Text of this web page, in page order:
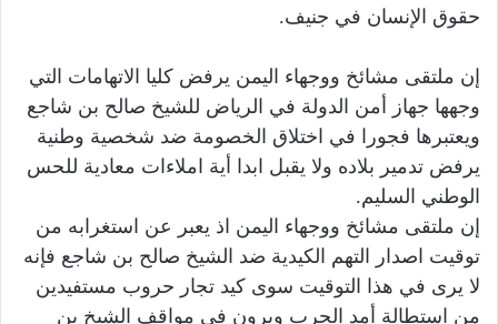
حقوق الإنسان في جنيف.
إن ملتقى مشائخ ووجهاء اليمن يرفض كليا الاتهامات التي
وجهها جهاز أمن الدولة في الرياض للشيخ صالح بن شاجع
ويعتبرها فجورا في اختلاق الخصومة ضد شخصية وطنية
يرفض تدمير بلاده ولا يقبل ابدا أية املاءات معادية للحس
الوطني السليم.
ن ملتقى مشائخ ووجهاء اليمن اذ يعبر عن استغرابه من
توقيت اصدار التهم الكيدية ضد الشيخ صالح بن شاجع فإنه
لا يرى في هذا التوقيت سوى كيد تجار حروب مستفيدين
من استطالة أمد الحرب ويرون في مواقف الشيخ بن